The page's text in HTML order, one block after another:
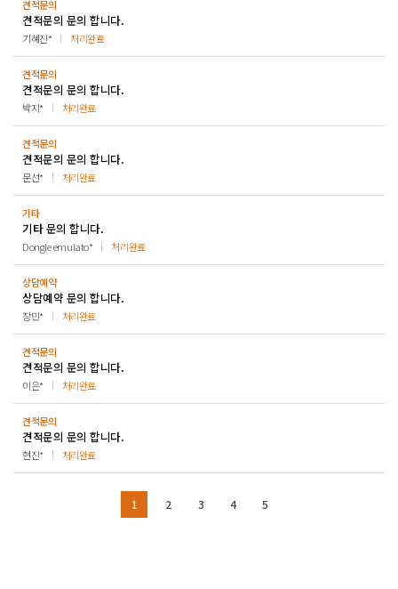
견적문의
견적문의 문의 합니다.
기혜진* 처리완료
견적문의
견적문의 문의 합니다.
박지* 처리완료
견적문의
견적문의 문의 합니다.
문선* 처리완료
기타
기타 문의 합니다.
Dongle emulato* 처리완료
상담예약
상담예약 문의 합니다.
장민* 처리완료
견적문의
견적문의 문의 합니다.
이은* 처리완료
견적문의
견적문의 문의 합니다.
현진* 처리완료
1 2 3 4 5